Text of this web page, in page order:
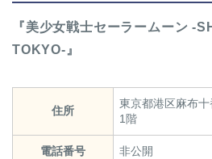
『美少女戦士セーラームーン -
TOKYO-』
住所
東京都港区麻布
1階
電話番号 非公開